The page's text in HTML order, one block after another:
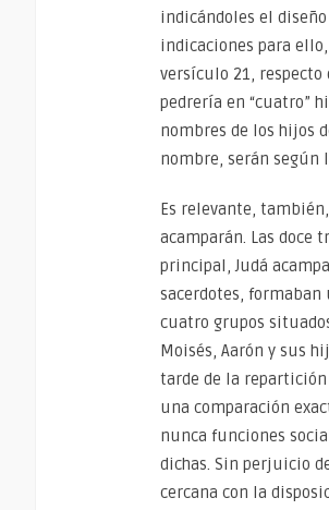
indicándoles el
indicaciones para
versículo 21,
pedrería en “cuatro”
nombres de los hijos
nombre, serán según
Es relevante,
acamparán. Las
principal, Judá
sacerdotes,
cuatro grupos
Moisés, Aarón y sus
tarde de la
una comparación
nunca funciones
dichas. Sin perjuicio
cercana con la